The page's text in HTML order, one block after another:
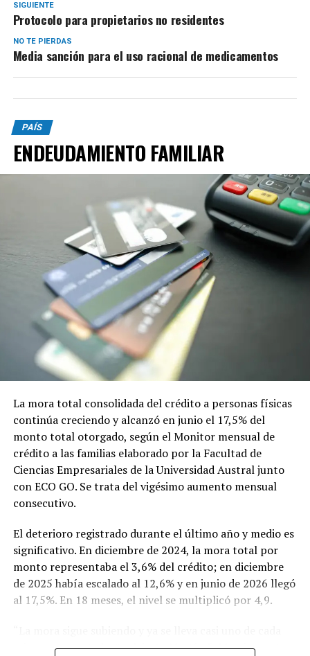
SIGUIENTE
Protocolo para propietarios no residentes
NO TE PIERDAS
Media sanción para el uso racional de medicamentos
PAÍS
ENDEUDAMIENTO FAMILIAR
La mora total consolidada del crédito a personas físicas
continúa creciendo y alcanzó en junio el 17,5% del
monto total otorgado, según el Monitor mensual de
crédito a las familias elaborado por la Facultad de
Ciencias Empresariales de la Universidad Austral junto
con ECO GO. Se trata del vigésimo aumento mensual
consecutivo.
El deterioro registrado durante el último año y medio es
significativo. En diciembre de 2024, la mora total por
monto representaba el 3,6% del crédito; en diciembre
de 2025 había escalado al 12,6% y en junio de 2026 llegó
al 17,5%. En 18 meses, el nivel se multiplicó por 4,9.
seis pesos prestados”, advierte Martín E. Masci, coautor